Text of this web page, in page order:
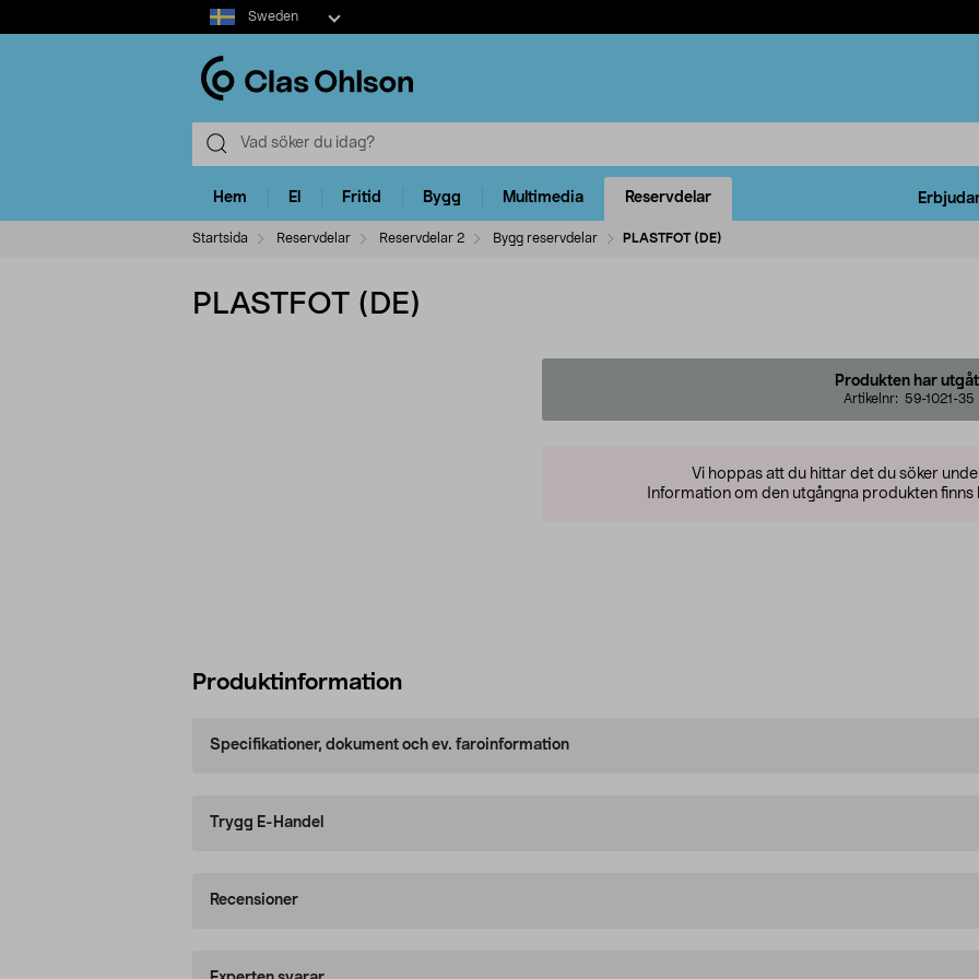
Select
market
Sweden
Hem El Fritid Bygg Multimedia Reservdelar
Startsida Reservdelar Reservdelar 2 Bygg reservdelar PLASTFOT (DE)
PLASTFOT (DE)
Produkten har
Artikelnr: 59-1021-35
Vi hoppas att du hittar det du söker
Information om den utgångna produkten finns
Produktinformation
Specifikationer, dokument och ev. faroinformation
Trygg E-Handel
Recensioner